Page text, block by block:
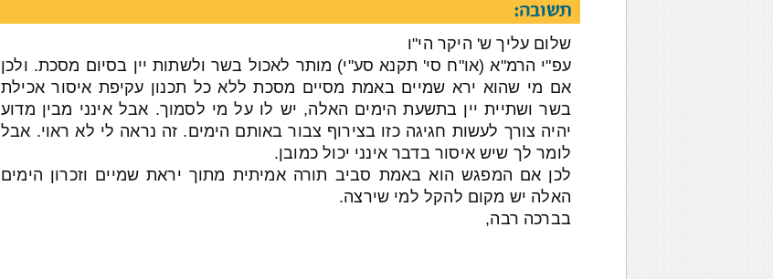
תשובה:
שלום עליך ש' היקר הי"ו
עפ"י הרמ"א (או"ח סי' תקנא סע"י) מותר לאכול בשר ולשתות יין בסיום מסכת. ולכן
אם מי שהוא ירא שמיים באמת מסיים מסכת ללא כל תכנון עקיפת איסור אכילת
בשר ושתיית יין בתשעת הימים האלה, יש לו על מי לסמוך. אבל אינני מבין מדוע
יהיה צורך לעשות חגיגה כזו בצירוף צבור באותם הימים. זה נראה לי לא ראוי. אבל
לומר לך שיש איסור בדבר אינני יכול כמובן.
לכן אם המפגש הוא באמת סביב תורה אמיתית מתוך יראת שמיים וזכרון הימים
האלה יש מקום להקל למי שירצה.
בברכה רבה,